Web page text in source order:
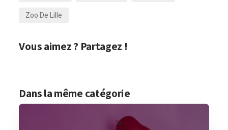
Zoo De Lille
Vous aimez ? Partagez !
Dans la même catégorie